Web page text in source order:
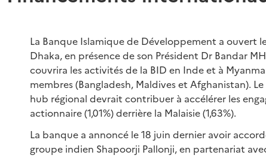
La Banque Islamique de Développement a ouvert
Dhaka, en présence de son Président Dr Bandar
couvrira les activités de la BID en Inde et à
membres (Bangladesh, Maldives et Afghanistan).
hub régional devrait contribuer à accélérer les
actionnaire (1,01%) derrière la Malaisie (1,63%).
La banque a annoncé le 18 juin dernier avoir
groupe indien Shapoorji Pallonji, en partenariat